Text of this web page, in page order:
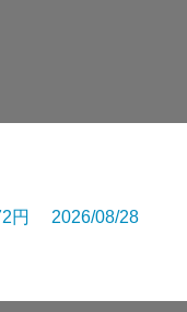
円 2026/08/28